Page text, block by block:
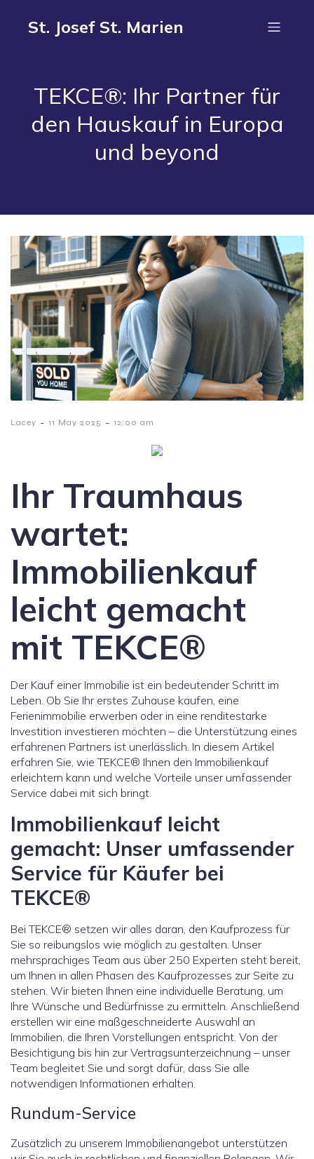
St. Josef St. Marien
TEKCE®: Ihr Partner für
den Hauskauf in Europa
und beyond
Lacey - 11 May 2025 - 12:00 am
Ihr Traumhaus
wartet:
Immobilienkauf
leicht gemacht
mit TEKCE®
Der Kauf einer Immobilie ist ein bedeutender Schritt im
Leben. Ob Sie Ihr erstes Zuhause kaufen, eine
Ferienimmobilie erwerben oder in eine renditestarke
Investition investieren möchten – die Unterstützung eines
erfahrenen Partners ist unerlässlich. In diesem Artikel
erfahren Sie, wie TEKCE® Ihnen den Immobilienkauf
erleichtern kann und welche Vorteile unser umfassender
Service dabei mit sich bringt.
Immobilienkauf leicht
gemacht: Unser umfassender
Service für Käufer bei
TEKCE®
Bei TEKCE® setzen wir alles daran, den Kaufprozess für
Sie so reibungslos wie möglich zu gestalten. Unser
mehrsprachiges Team aus über 250 Experten steht bereit,
um Ihnen in allen Phasen des Kaufprozesses zur Seite zu
stehen. Wir bieten Ihnen eine individuelle Beratung, um
Ihre Wünsche und Bedürfnisse zu ermitteln. Anschließend
erstellen wir eine maßgeschneiderte Auswahl an
Immobilien, die Ihren Vorstellungen entspricht. Von der
Besichtigung bis hin zur Vertragsunterzeichnung – unser
Team begleitet Sie und sorgt dafür, dass Sie alle
notwendigen Informationen erhalten.
Rundum-Service
Zusätzlich zu unserem Immobilienangebot unterstützen